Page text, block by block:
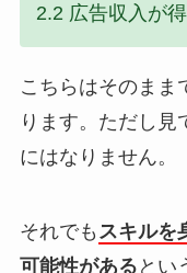
2.2 広告収入が
こちらはそのまま
ります。ただし見
にはなりません。
それでも スキルを
可能性がある とい